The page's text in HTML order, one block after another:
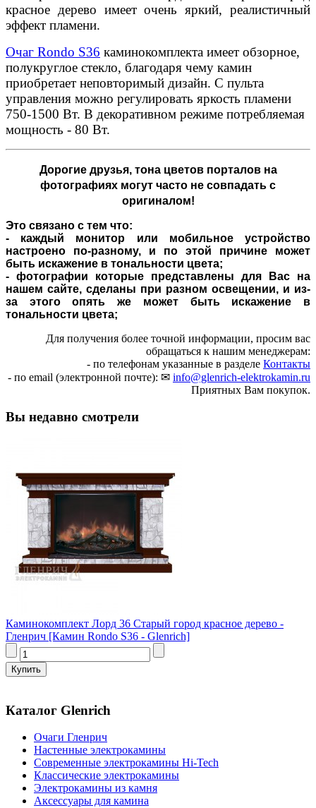
красное дерево имеет очень яркий, реалистичный
эффект пламени.
Очаг Rondo S36 каминокомплекта имеет обзорное,
полукруглое стекло, благодаря чему камин
приобретает неповторимый дизайн. С пульта
управления можно регулировать яркость пламени
750-1500 Вт. В декоративном режиме потребляемая
мощность - 80 Вт.
Дорогие друзья,тона цветов порталов на
фотографиях могут часто не совпадать с
оригиналом!
Это связано с тем что:
- каждый монитор или мобильное устройство
настроено по-разному, и по этой причине может
быть искажение в тональности цвета;
- фотографии которые представлены для Вас на
нашем сайте, сделаны при разном освещении, и из-
за этого опять же может быть искажение в
тональности цвета;
Для получения более точной информации, просим вас
обращаться к нашим менеджерам:
- по телефонам указанные в разделе Контакты
- по email (электронной почте): ✉ info@glenrich-elektrokamin.ru
Приятных Вам покупок.
Вы недавно смотрели
Каминокомплект Лорд 36 Старый город красное дерево -
Гленрич [Камин Rondo S36 - Glenrich]
Каталог Glenrich
Очаги Гленрич
Настенные электрокамины
Современные электрокамины Hi-Tech
Классические электрокамины
Электрокамины из камня
Аксессуары для камина